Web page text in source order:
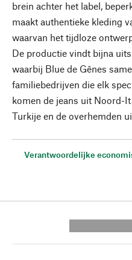
brein achter het label,
maakt authentieke kleding
waarvan het tijdloze
De productie vindt bijna
waarbij Blue de Gênes
familiebedrijven die elk
komen de jeans uit Noord-
Turkije en de overhemden
Verantwoordelijke